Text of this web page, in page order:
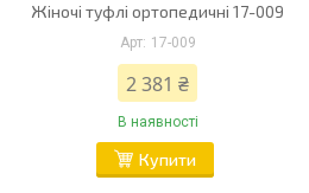
Жіночі туфлі ортопедичні 17-009
17-009
2 381 ₴
В наявності
Купити